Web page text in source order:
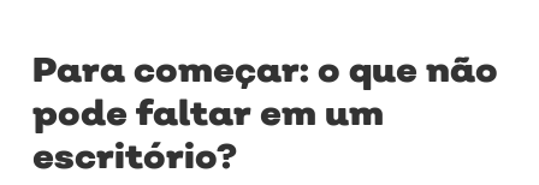
Para começar: o que não
pode faltar em um
escritório?